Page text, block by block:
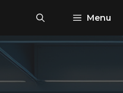
Menu